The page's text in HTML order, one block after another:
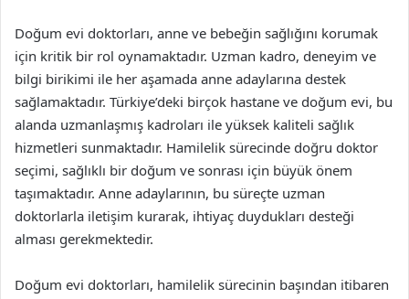
Doğum evi doktorları, anne ve bebeğin sağlığını korumak
için kritik bir rol oynamaktadır. Uzman kadro, deneyim ve
bilgi birikimi ile her aşamada anne adaylarına destek
sağlamaktadır. Türkiye’deki birçok hastane ve doğum evi, bu
alanda uzmanlaşmış kadroları ile yüksek kaliteli sağlık
hizmetleri sunmaktadır. Hamilelik sürecinde doğru doktor
seçimi, sağlıklı bir doğum ve sonrası için büyük önem
taşımaktadır. Anne adaylarının, bu süreçte uzman
doktorlarla iletişim kurarak, ihtiyaç duydukları desteği
alması gerekmektedir.
Doğum evi doktorları, hamilelik sürecinin başından itibaren